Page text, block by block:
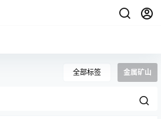
全部标签 金属矿山